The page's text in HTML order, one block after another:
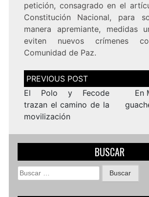
petición, consagrado en el
Constitución Nacional, para
manera apremiante, medidas
eviten nuevos crímenes
Comunidad de Paz.
Navegación
de
entradas
El Polo y Fecode
trazan el camino de la
movilización
En
BUSCAR
Buscar: